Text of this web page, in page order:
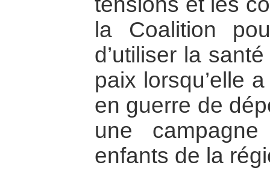
la Coalition
d’utiliser la
paix lorsqu’elle
en guerre de
une campagne
enfants de la